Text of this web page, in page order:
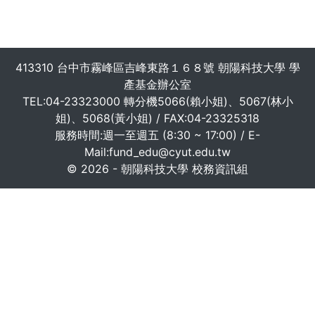
413310 台中市霧峰區吉峰東路１６８號 朝陽科技大學 學
產基金辦公室
TEL:04-23323000 轉分機5066(賴小姐)、5067(林小
姐)、5068(黃小姐) / FAX:04-23325318
服務時間:週一至週五 (8:30 ~ 17:00) / E-
Mail:fund_edu@cyut.edu.tw
© 2026 - 朝陽科技大學 校務資訊組